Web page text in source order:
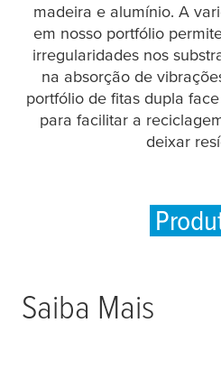
madeira e alumínio. A
em nosso portfólio
irregularidades nos
na absorção de
portfólio de fitas dupla
para facilitar a
deixar
Saiba Mais